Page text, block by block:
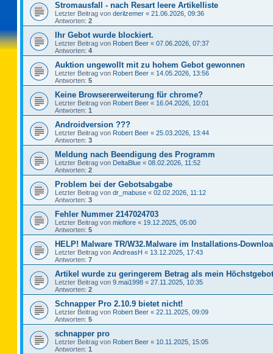
Stromausfall - nach Resart leere Artikelliste
Letzter Beitrag von derilzemer « 21.06.2026, 09:36
Antworten: 2
Ihr Gebot wurde blockiert.
Letzter Beitrag von Robert Beer « 07.06.2026, 07:37
Antworten: 4
Auktion ungewollt mit zu hohem Gebot gewonnen
Letzter Beitrag von Robert Beer « 14.05.2026, 13:56
Antworten: 5
Keine Browsererweiterung für chrome?
Letzter Beitrag von Robert Beer « 16.04.2026, 10:01
Antworten: 1
Androidversion ???
Letzter Beitrag von Robert Beer « 25.03.2026, 13:44
Antworten: 3
Meldung nach Beendigung des Programm
Letzter Beitrag von DeltaBlue « 08.02.2026, 11:52
Antworten: 2
Problem bei der Gebotsabgabe
Letzter Beitrag von dr_mabuse « 02.02.2026, 11:12
Antworten: 3
Fehler Nummer 2147024703
Letzter Beitrag von miofiore « 19.12.2025, 05:00
Antworten: 5
HELP! Malware TR/W32.Malware im Installations-
Letzter Beitrag von AndreasH « 13.12.2025, 17:43
Antworten: 7
Artikel wurde zu geringerem Betrag als mein
Letzter Beitrag von 9.mai1998 « 27.11.2025, 10:35
Antworten: 2
Schnapper Pro 2.10.9 bietet nicht!
Letzter Beitrag von Robert Beer « 22.11.2025, 09:09
Antworten: 5
schnapper pro
Letzter Beitrag von Robert Beer « 10.11.2025, 15:05
Antworten: 1